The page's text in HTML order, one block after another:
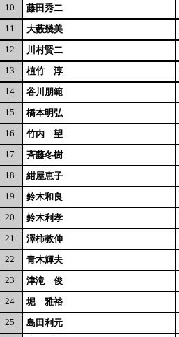
10
藤田秀二
11
大藪幾美
12
川村賢二
13
植竹 淳
14
谷川朋範
15
橋本明弘
16
竹内 望
17
斉藤冬樹
18
紺屋恵子
19
鈴木和良
20
鈴木利孝
21
澤柿教伸
22
青木輝夫
23
津滝 俊
24
堀 雅裕
25
島田利元